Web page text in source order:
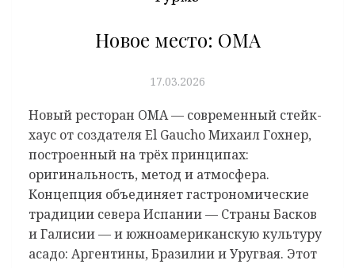
Новое место: OMA
17.03.2026
Новый ресторан OMA — современный стейк-
хаус от создателя El Gaucho Михаил Гохнер,
построенный на трёх принципах:
оригинальность, метод и атмосфера.
Концепция объединяет гастрономические
традиции севера Испании — Страны Басков
и Галисии — и южноамериканскую культуру
асадо: Аргентины, Бразилии и Уругвая. Этот